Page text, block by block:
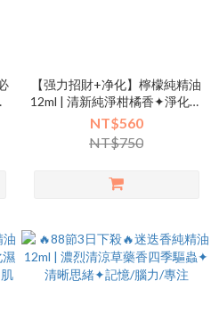
【强力招財+净化】檸檬純精油
12ml | 清新純淨柑橘香✦淨化空
氣✦思緒清晰✦事業✦招財
NT$560
NT$750